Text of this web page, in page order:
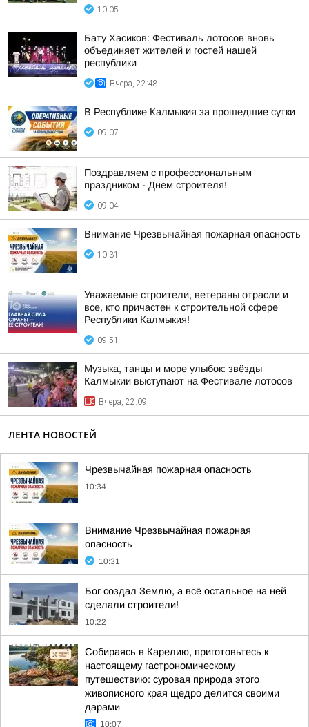
10:05
Бату Хасиков: Фестиваль лотосов вновь
объединяет жителей и гостей нашей
республики
Вчера, 22:48
В Республике Калмыкия за прошедшие сутки
09:07
Поздравляем с профессиональным
праздником - Днем строителя!
09:04
Внимание Чрезвычайная пожарная опасность
10:31
Уважаемые строители, ветераны отрасли и
все, кто причастен к строительной сфере
Республики Калмыкия!
09:51
Музыка, танцы и море улыбок: звёзды
Калмыкии выступают на Фестивале лотосов
Вчера, 22:09
ЛЕНТА НОВОСТЕЙ
Чрезвычайная пожарная опасность
10:34
Внимание Чрезвычайная пожарная
опасность
10:31
Бог создал Землю, а всё остальное на ней
сделали строители!
10:22
Собираясь в Карелию, приготовьтесь к
настоящему гастрономическому
путешествию: суровая природа этого
живописного края щедро делится своими
дарами
10:07